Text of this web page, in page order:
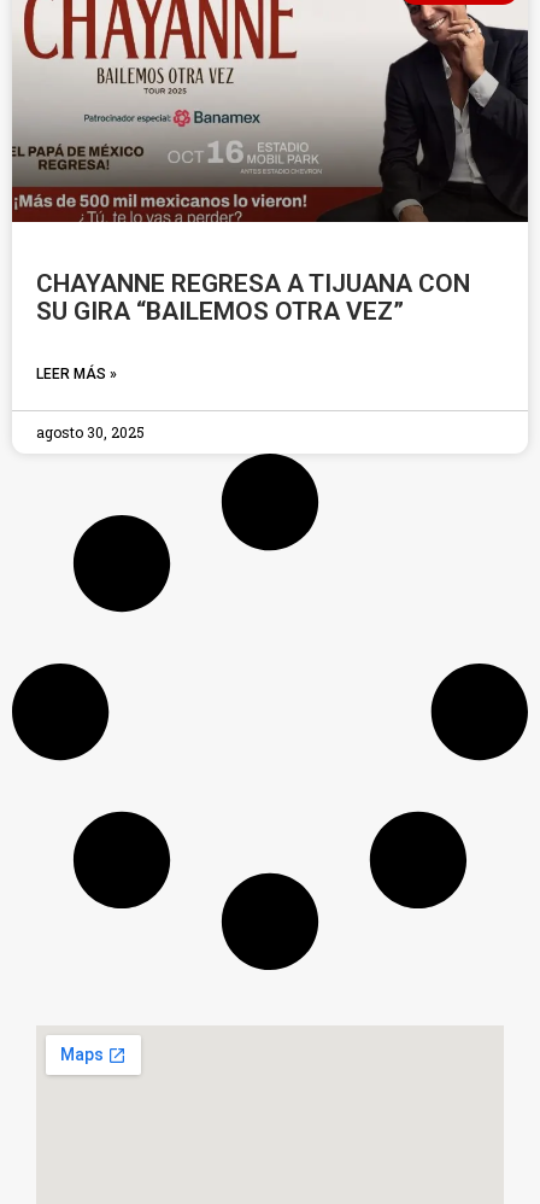
CHAYANNE REGRESA A TIJUANA CON
SU GIRA “BAILEMOS OTRA VEZ”
LEER MÁS »
agosto 30, 2025